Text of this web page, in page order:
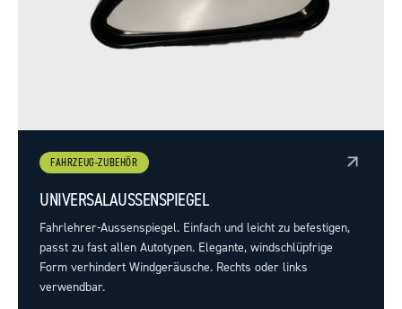
FAHRZEUG-ZUBEHÖR
UNIVERSALAUSSENSPIEGEL
Fahrlehrer-Aussenspiegel. Einfach und leicht zu befestigen,
passt zu fast allen Autotypen. Elegante, windschlüpfrige
Form verhindert Windgeräusche. Rechts oder links
verwendbar.